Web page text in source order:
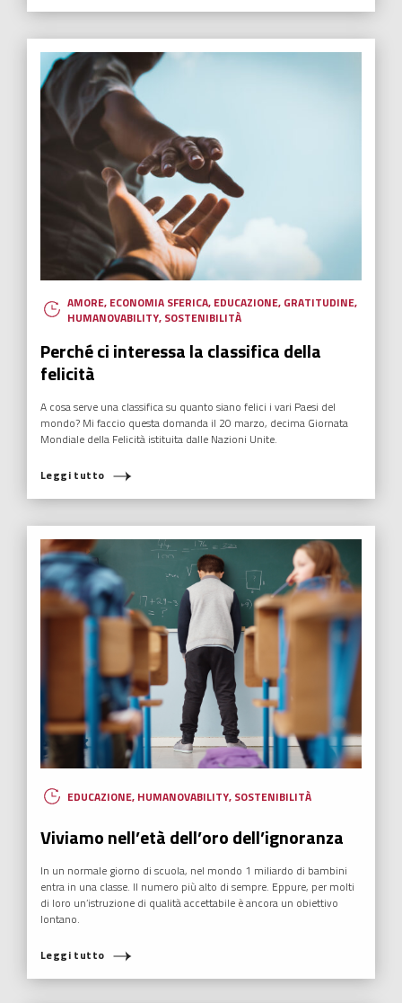
AMORE, ECONOMIA SFERICA, EDUCAZIONE, GRATITUDINE,
HUMANOVABILITY, SOSTENIBILITÀ
Perché ci interessa la classifica della
felicità
A cosa serve una classifica su quanto siano felici i vari Paesi del
mondo? Mi faccio questa domanda il 20 marzo, decima Giornata
Mondiale della Felicità istituita dalle Nazioni Unite.
Leggi tutto
EDUCAZIONE, HUMANOVABILITY, SOSTENIBILITÀ
Viviamo nell’età dell’oro dell’ignoranza
In un normale giorno di scuola, nel mondo 1 miliardo di bambini
entra in una classe. Il numero più alto di sempre. Eppure, per molti
di loro un’istruzione di qualità accettabile è ancora un obiettivo
lontano.
Leggi tuttoCOSA STAI CERCANDO?